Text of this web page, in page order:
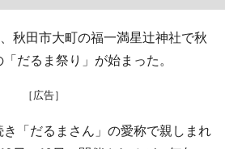
秋田市大町の福一満星辻神社で秋
だるま祭り」が始まった。
［広告］
「だるまさん」の愛称で親しまれ